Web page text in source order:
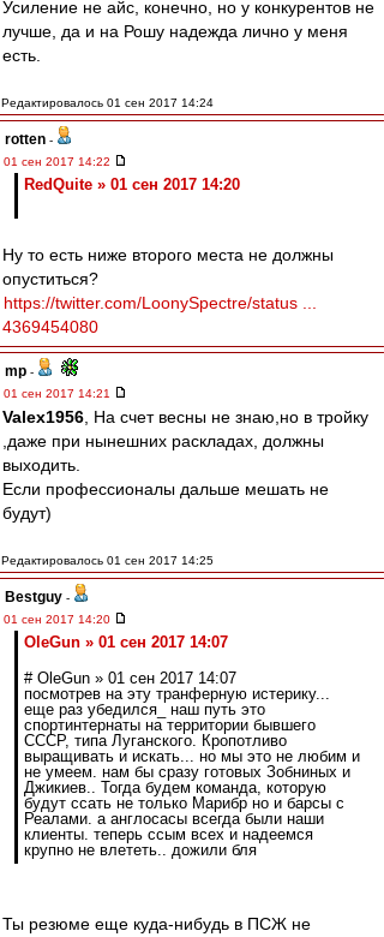
Усиление не айс, конечно, но у конкурентов не
лучше, да и на Рошу надежда лично у меня
есть.
Редактировалось 01 сен 2017 14:24
rotten -
01 сен 2017 14:22
RedQuite » 01 сен 2017 14:20
Ну то есть ниже второго места не должны
опуститься?
https://twitter.com/LoonySpectre/status ...
4369454080
mp -
01 сен 2017 14:21
Valex1956 , На счет весны не знаю,но в тройку
,даже при нынешних раскладах, должны
выходить.
Если профессионалы дальше мешать не
будут)
Редактировалось 01 сен 2017 14:25
Bestguy -
01 сен 2017 14:20
OleGun » 01 сен 2017 14:07
# OleGun » 01 сен 2017 14:07
посмотрев на эту транферную истерику...
еще раз убедился_ наш путь это
спортинтернаты на территории бывшего
СССР, типа Луганского. Кропотливо
выращивать и искать... но мы это не любим и
не умеем. нам бы сразу готовых Зобниных и
Джикиев.. Тогда будем команда, которую
будут ссать не только Марибр но и барсы с
Реалами. а англосасы всегда были наши
клиенты. теперь ссым всех и надеемся
крупно не влететь.. дожили бля
Ты резюме еще куда-нибудь в ПСЖ не